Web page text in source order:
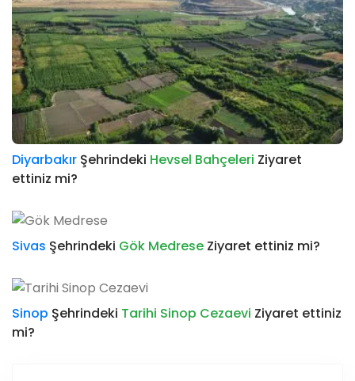
Diyarbakır Şehrindeki Hevsel Bahçeleri Ziyaret
ettiniz mi?
Sivas Şehrindeki Gök Medrese Ziyaret ettiniz mi?
Sinop Şehrindeki Tarihi Sinop Cezaevi Ziyaret ettiniz
mi?